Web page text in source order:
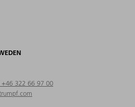
+46 322 66 97 00